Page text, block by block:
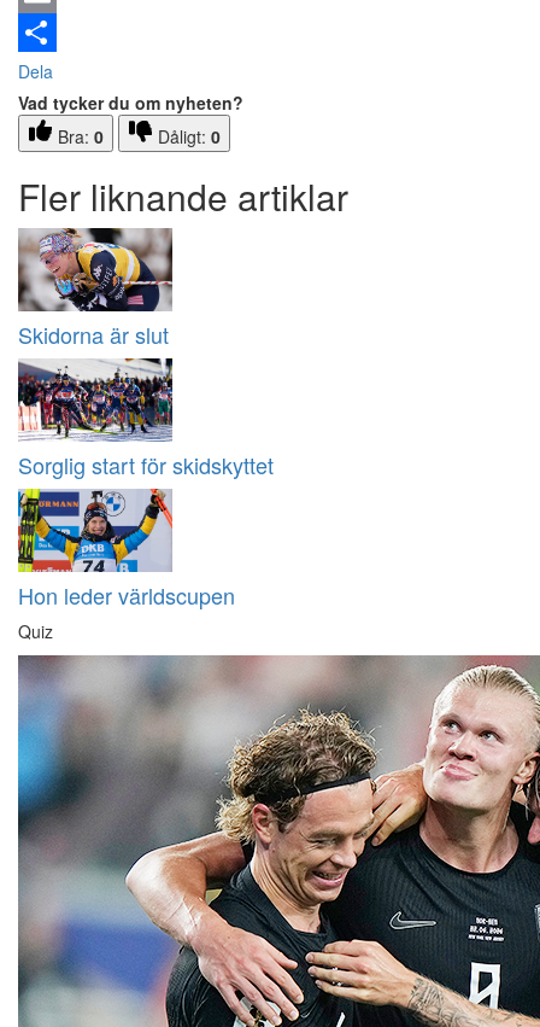
Email
Dela
Vad tycker du om nyheten?
Bra: 0 Dåligt: 0
Fler liknande artiklar
Skidorna är slut
Sorglig start för skidskyttet
Hon leder världscupen
Quiz